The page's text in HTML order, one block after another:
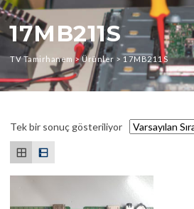
17MB211S
TV Tamirhanem >Ürünler > 17MB211S
Tek bir sonuç gösteriliyor